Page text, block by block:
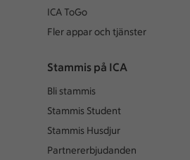
ICA ToGo
Fler appar och tjänster
Stammis på ICA
Bli stammis
Stammis Student
Stammis Husdjur
Partnererbjudanden